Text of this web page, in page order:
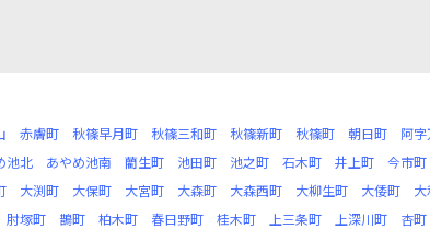
赤膚町 秋篠早月町 秋篠三和町 秋篠新町 秋篠町 朝日町 阿
池北 あやめ池南 藺生町 池田町 池之町 石木町 井上町 今市町
大渕町 大保町 大宮町 大森町 大森西町 大柳生町 大倭町
肘塚町 鵲町 柏木町 春日野町 桂木町 上三条町 上深川町 杏町